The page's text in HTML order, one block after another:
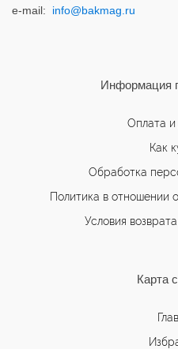
e-mail: info@bakmag.ru
Информация
Оплата и
Как
Обработка
Политика в отношении
Условия
Карта